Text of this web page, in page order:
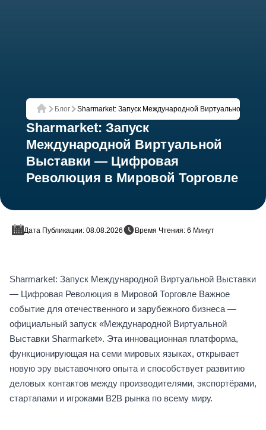
Главная
Блог Sharmarket: Запуск Международной Виртуальной
Sharmarket: Запуск
Международной Виртуальной
Выставки — Цифровая
Революция в Мировой Торговле
Дата Публикации: 08.08.2026 Время Чтения: 6 Минут
Sharmarket: Запуск Международной Виртуальной Выставки
— Цифровая Революция в Мировой Торговле Важное
событие для отечественного и зарубежного бизнеса —
официальный запуск «Международной Виртуальной
Выставки Sharmarket». Эта инновационная платформа,
функционирующая на семи мировых языках, открывает
новую эру выставочного опыта и способствует развитию
деловых контактов между производителями, экспортёрами,
стартапами и игроками B2B рынка по всему миру.